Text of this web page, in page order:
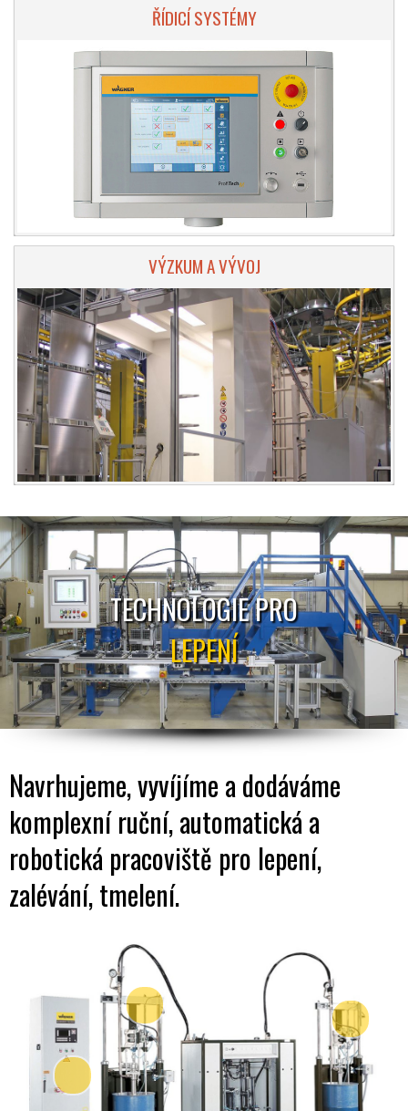
ŘÍDICÍ SYSTÉMY
VÝZKUM A VÝVOJ
TECHNOLOGIE PRO
LEPENÍ
Navrhujeme, vyvíjíme a dodáváme
komplexní ruční, automatická a
robotická pracoviště pro lepení,
zalévání, tmelení.